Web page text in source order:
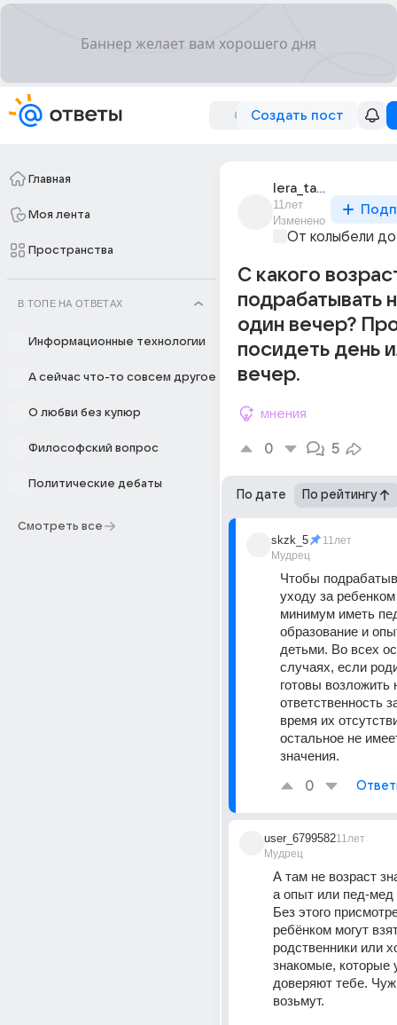
Создать пост
Главная
Моя лента
Пространства
В ТОПЕ НА ОТВЕТАХ
Информационные технологии
А сейчас что-то совсем другое
О любви без купюр
Философский вопрос
Политические дебаты
Смотреть все
lera_taina_2
11лет
Изменено
От колыбели
С какого
подрабатывать
один вечер?
посидеть день
вечер.
мнения
0 5
По дате По рейтингу
skzk_5
Мудрец
11лет
Чтобы
уходу за
минимум иметь
образование и
детьми. Во всех
случаях, если
готовы возложить
ответственность
время их
остальное не
значения.
0
user_6799582
Мудрец
11лет
А там не возраст
а опыт или пед-мед
Без этого
ребёнком могут
родственники или
знакомые, которые
доверяют тебе.
возьмут.